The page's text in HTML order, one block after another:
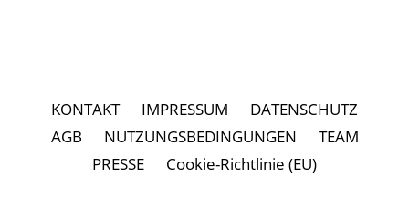
KONTAKT IMPRESSUM
DATENSCHUTZ
AGB
NUTZUNGSBEDINGUNGEN
TEAM
PRESSE
Cookie-Richtlinie (EU)